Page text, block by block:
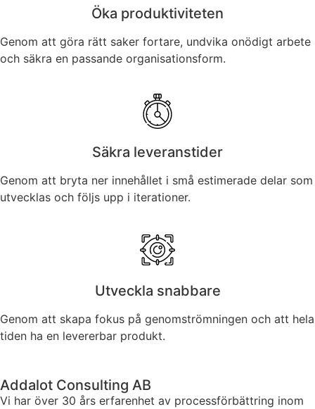
Öka produktiviteten
Genom att göra rätt saker fortare, undvika onödigt arbete
och säkra en passande organisationsform.
Säkra leveranstider
Genom att bryta ner innehållet i små estimerade delar som
utvecklas och följs upp i iterationer.
Utveckla snabbare
Genom att skapa fokus på genomströmningen och att hela
tiden ha en levererbar produkt.
Addalot Consulting AB
Vi har över 30 års erfarenhet av processförbättring inom